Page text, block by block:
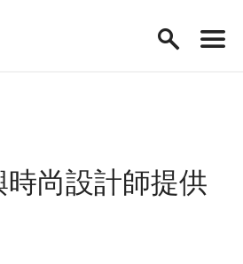
時尚設計師提供